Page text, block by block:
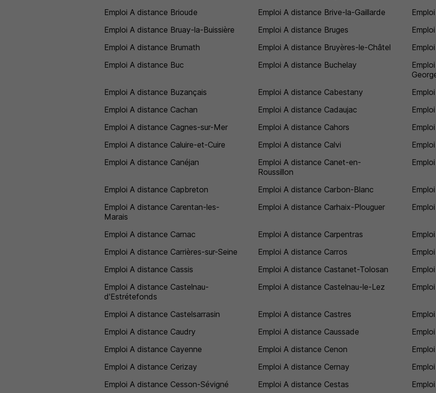
Emploi A distance Brioude
Emploi A distance Brive-la-Gaillarde
Emploi A distance Bruay-la-Buissière
Emploi A distance Bruges
Emploi A distance Brumath
Emploi A distance Bruyères-le-Châtel
Emploi A distance Buc
Emploi A distance Buchelay
Emploi A distance Buzançais
Emploi A distance Cabestany
Emploi A distance Cachan
Emploi A distance Cadaujac
Emploi A distance Cagnes-sur-Mer
Emploi A distance Cahors
Emploi A distance Caluire-et-Cuire
Emploi A distance Calvi
Emploi A distance Canéjan
Emploi A distance Canet-en-
Roussillon
Emploi A distance Capbreton Emploi A distance Carbon-Blanc
Emploi A distance Carentan-les-
Marais
Emploi A distance Carhaix-Plouguer
Emploi A distance Carnac Emploi A distance Carpentras
Emploi A distance Carrières-sur-Seine
Emploi A distance Carros
Emploi A distance Cassis
Emploi A distance Castanet-Tolosan
Emploi A distance Castelnau-
d'Estrétefonds
Emploi A distance Castelnau-le-Lez
Emploi A distance Castelsarrasin Emploi A distance Castres
Emploi A distance Caudry
Emploi A distance Caussade
Emploi A distance Cayenne
Emploi A distance Cenon
Emploi A distance Cerizay
Emploi A distance Cernay
Emploi A distance Cesson-Sévigné
Emploi A distance Cestas